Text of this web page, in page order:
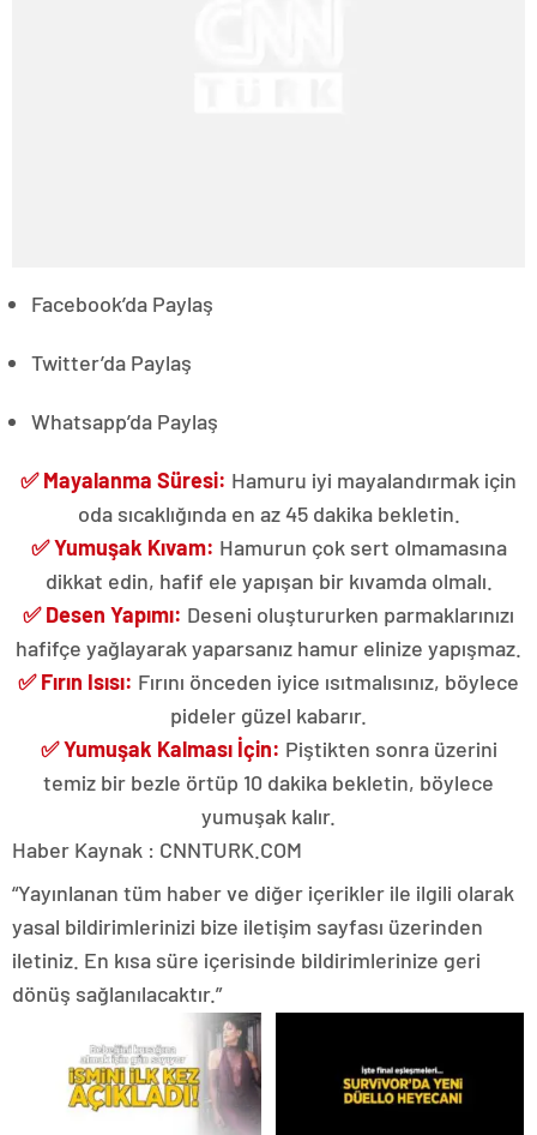
Facebook’da Paylaş
Twitter’da Paylaş
Whatsapp’da Paylaş
✅ Mayalanma Süresi: Hamuru iyi mayalandırmak için
oda sıcaklığında en az 45 dakika bekletin.
✅ Yumuşak Kıvam: Hamurun çok sert olmamasına
dikkat edin, hafif ele yapışan bir kıvamda olmalı.
✅ Desen Yapımı: Deseni oluştururken parmaklarınızı
hafifçe yağlayarak yaparsanız hamur elinize yapışmaz.
✅ Fırın Isısı: Fırını önceden iyice ısıtmalısınız, böylece
pideler güzel kabarır.
✅ Yumuşak Kalması İçin: Piştikten sonra üzerini
temiz bir bezle örtüp 10 dakika bekletin, böylece
yumuşak kalır.
Haber Kaynak : CNNTURK.COM
“Yayınlanan tüm haber ve diğer içerikler ile ilgili olarak
yasal bildirimlerinizi bize iletişim sayfası üzerinden
iletiniz. En kısa süre içerisinde bildirimlerinize geri
dönüş sağlanılacaktır.”